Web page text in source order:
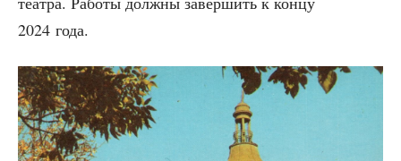
2024 года.